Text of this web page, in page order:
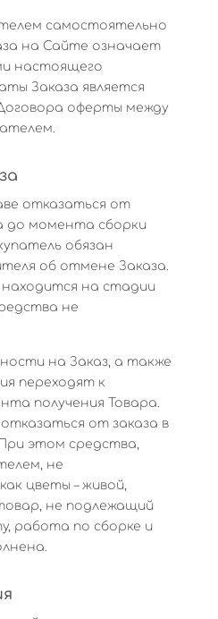
самостоятельно
на Сайте означает
настоящего
Заказа является
оферты между
отказаться от
до момента сборки
обязан
об отмене Заказа.
находится на стадии
не
на Заказ, а также
переходят к
получения Товара.
от заказа в
этом средства,
не
цветы – живой,
не подлежащий
работа по сборке и